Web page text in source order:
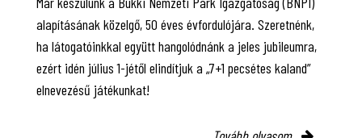
alapításának közelgő, 50 éves évfordulójára. Szeretnénk,
ha látogatóinkkal együtt hangolódnánk a jeles jubileumra,
ezért idén július 1-jétől elindítjuk a „7+1 pecsétes kaland”
elnevezésű játékunkat!